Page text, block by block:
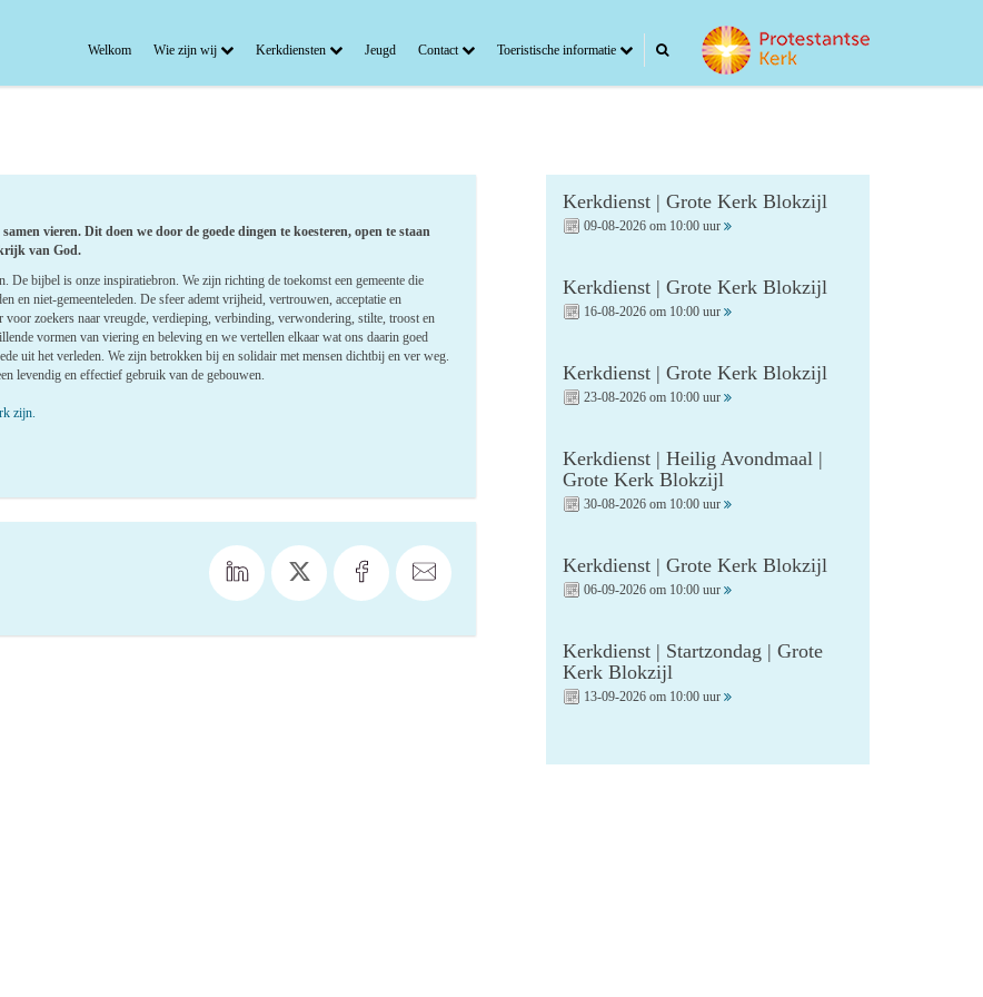
Welkom Wie zijn wij Kerkdiensten Jeugd Contact Toeristische informatie
vieren. Dit doen we door de goede dingen te koesteren, open te staan
van God.
bijbel is onze inspiratiebron. We zijn richting de toekomst een gemeente die
en niet-gemeenteleden. De sfeer ademt vrijheid, vertrouwen, acceptatie en
zoekers naar vreugde, verdieping, verbinding, verwondering, stilte, troost en
vormen van viering en beleving en we vertellen elkaar wat ons daarin goed
uit het verleden. We zijn betrokken bij en solidair met mensen dichtbij en ver weg.
levendig en effectief gebruik van de gebouwen.
zijn.
Kerkdienst | Grote Kerk Blokzijl
09-08-2026 om 10:00 uur
Kerkdienst | Grote Kerk Blokzijl
16-08-2026 om 10:00 uur
Kerkdienst | Grote Kerk Blokzijl
23-08-2026 om 10:00 uur
Kerkdienst | Heilig Avondmaal |
Grote Kerk Blokzijl
30-08-2026 om 10:00 uur
Kerkdienst | Grote Kerk Blokzijl
06-09-2026 om 10:00 uur
Kerkdienst | Startzondag | Grote
Kerk Blokzijl
13-09-2026 om 10:00 uur